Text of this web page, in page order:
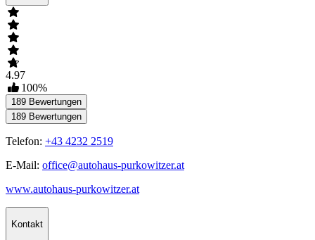
4.97
100%
189 Bewertungen
189 Bewertungen
Telefon: +43 4232 2519
E-Mail: office@autohaus-purkowitzer.at
www.autohaus-purkowitzer.at
Kontakt